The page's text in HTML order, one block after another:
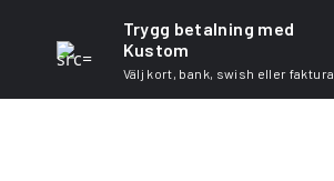
Trygg betalning med
Kustom
Välj kort, bank, swish eller faktura